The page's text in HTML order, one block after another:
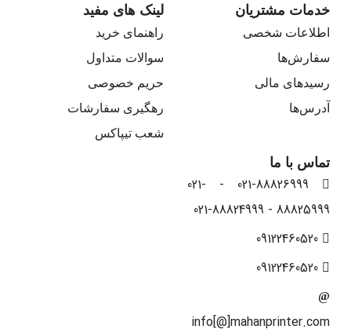
خدمات مشتریان
اطلاعات شخصی
سفارش‌ها
رسیدهای مالی
آدرس‌ها
لینک های مفید
راهنمای خرید
سوالات متداول
حریم خصوصی
رهگیری سفارشات
شعب تیپاکس
تماس با ما
021-88826999 - 021-
88825999 - 021-88824999
info[@]mahanprinter.com